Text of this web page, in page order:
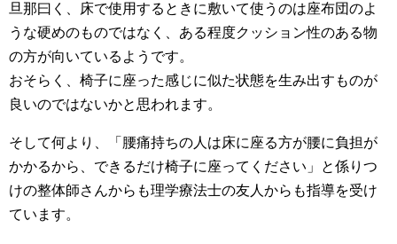
旦那曰く、床で使用するときに敷いて使うのは座布団のよ
うな硬めのものではなく、ある程度クッション性のある物
の方が向いているようです。
おそらく、椅子に座った感じに似た状態を生み出すものが
良いのではないかと思われます。
そして何より、「腰痛持ちの人は床に座る方が腰に負担が
かかるから、できるだけ椅子に座ってください」と係りつ
けの整体師さんからも理学療法士の友人からも指導を受け
ています。